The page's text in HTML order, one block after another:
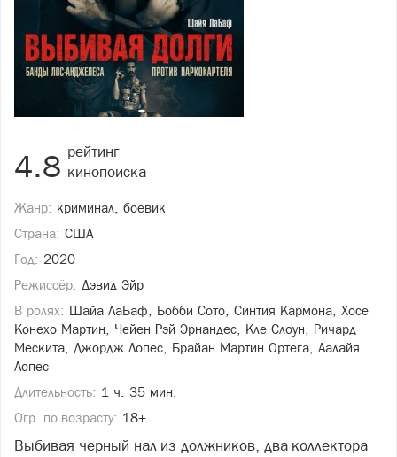
4.8 рейтинг
кинопоиска
Жанр: криминал, боевик
Страна: США
Год: 2020
Режиссёр: Дэвид Эйр
В ролях: Шайа ЛаБаф, Бобби Сото, Синтия Кармона, Хосе
Конехо Мартин, Чейен Рэй Эрнандес, Кле Слоун, Ричард
Мескита, Джордж Лопес, Брайан Мартин Ортега, Аалайя
Лопес
Длительность: 1 ч. 35 мин.
Огр. по возрасту: 18+
Выбивая черный нал из должников, два коллектора